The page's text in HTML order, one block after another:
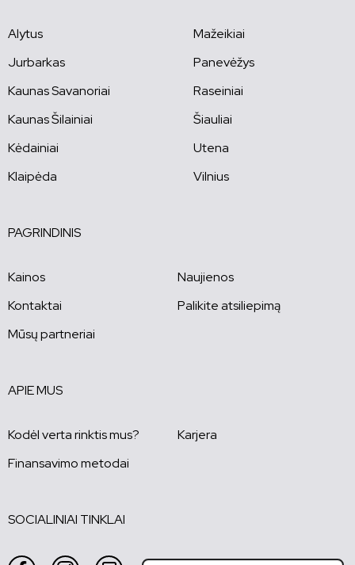
Alytus
Jurbarkas
Kaunas Savanoriai
Kaunas Šilainiai
Kėdainiai
Klaipėda
Mažeikiai
Panevėžys
Raseiniai
Šiauliai
Utena
Vilnius
PAGRINDINIS
Kainos
Naujienos
Kontaktai
Palikite atsiliepimą
Mūsų partneriai
APIE MUS
Kodėl verta rinktis mus?
Karjera
Finansavimo metodai
SOCIALINIAI TINKLAI